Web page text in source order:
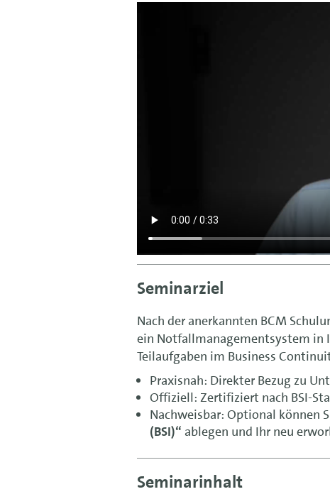
Seminarziel
Nach der anerkannten BCM
ein Notfallmanagementsystem in
Teilaufgaben im Business
Praxisnah: Direkter Bezug zu
Offiziell: Zertifiziert nach BSI-
Nachweisbar: Optional können
(BSI)“ ablegen und Ihr neu
Seminarinhalt